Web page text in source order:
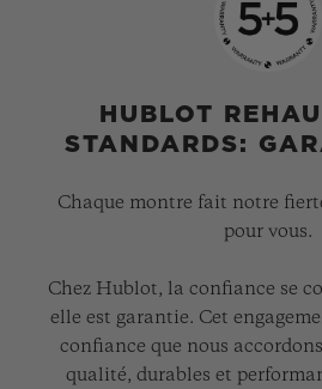
HUBLOT
STANDARDS:
Chaque montre fait notre
pour vous.
Chez Hublot, la confiance se
elle est garantie. Cet
confiance que nous
qualité, durables et